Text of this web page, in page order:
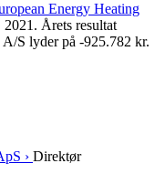
Energy Heating
Årets resultat
S lyder på -925.782 kr.
› Direktør